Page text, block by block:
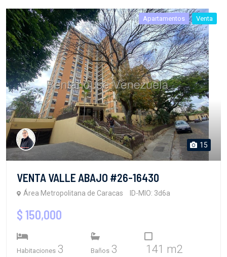
Apartamentos Venta
15
VENTA VALLE ABAJO #26-16430
Área Metropolitana de Caracas ID-MIO: 3d6a
$ 150,000
Habitaciones 3 Baños 3 141 m2